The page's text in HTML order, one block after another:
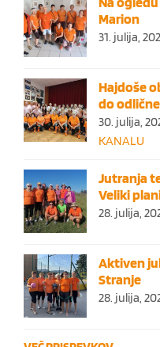
Marion
31. julija,
Hajdoše
do
30. julija,
KANALU
Jutranja
Veliki
28. julija,
Aktiven
Stranje
28. julija,